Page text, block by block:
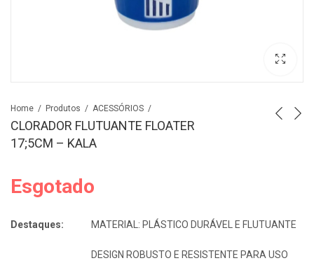
Home Produtos ACESSÓRIOS
CLORADOR FLUTUANTE FLOATER
17;5CM – KALA
Esgotado
Destaques: MATERIAL: PLÁSTICO DURÁVEL E FLUTUANTE
DESIGN ROBUSTO E RESISTENTE PARA USO